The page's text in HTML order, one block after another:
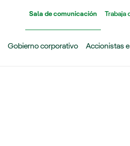
Sala de comunicación Trabaja
Gobierno corporativo Accionistas